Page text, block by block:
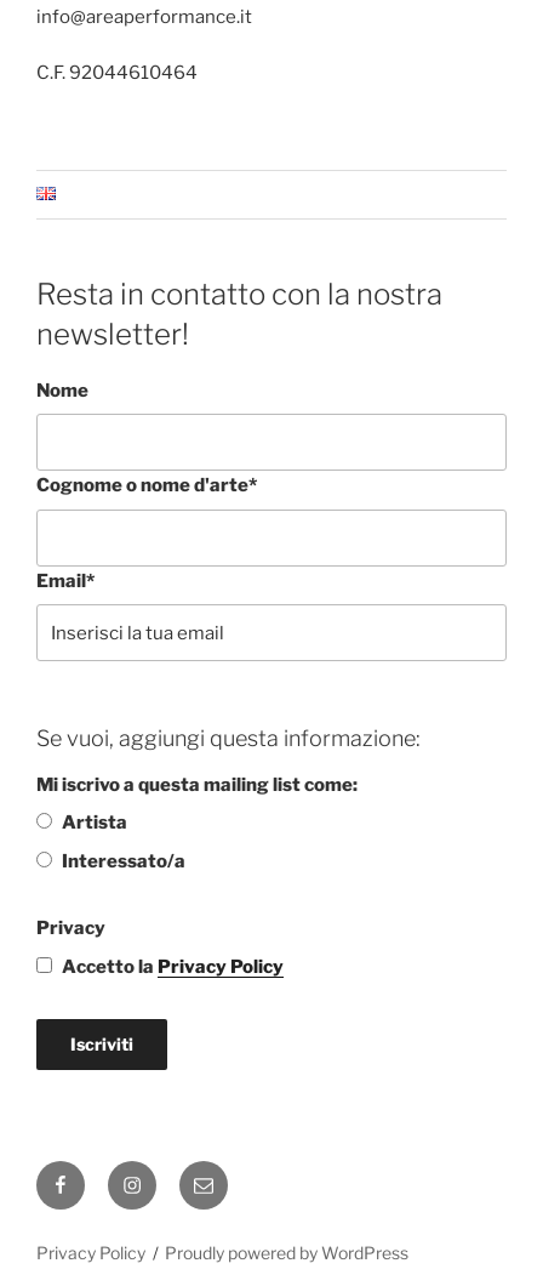
info@areaperformance.it
C.F. 92044610464
Resta in contatto con la nostra
newsletter!
Nome
Cognome o nome d'arte*
Email*
Se vuoi, aggiungi questa informazione:
Mi iscrivo a questa mailing list come:
Artista
Interessato/a
Privacy
Accetto la Privacy Policy
Iscriviti
FacebookInstagramEmail
Privacy Policy Proudly powered by WordPress